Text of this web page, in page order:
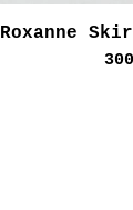
Roxanne